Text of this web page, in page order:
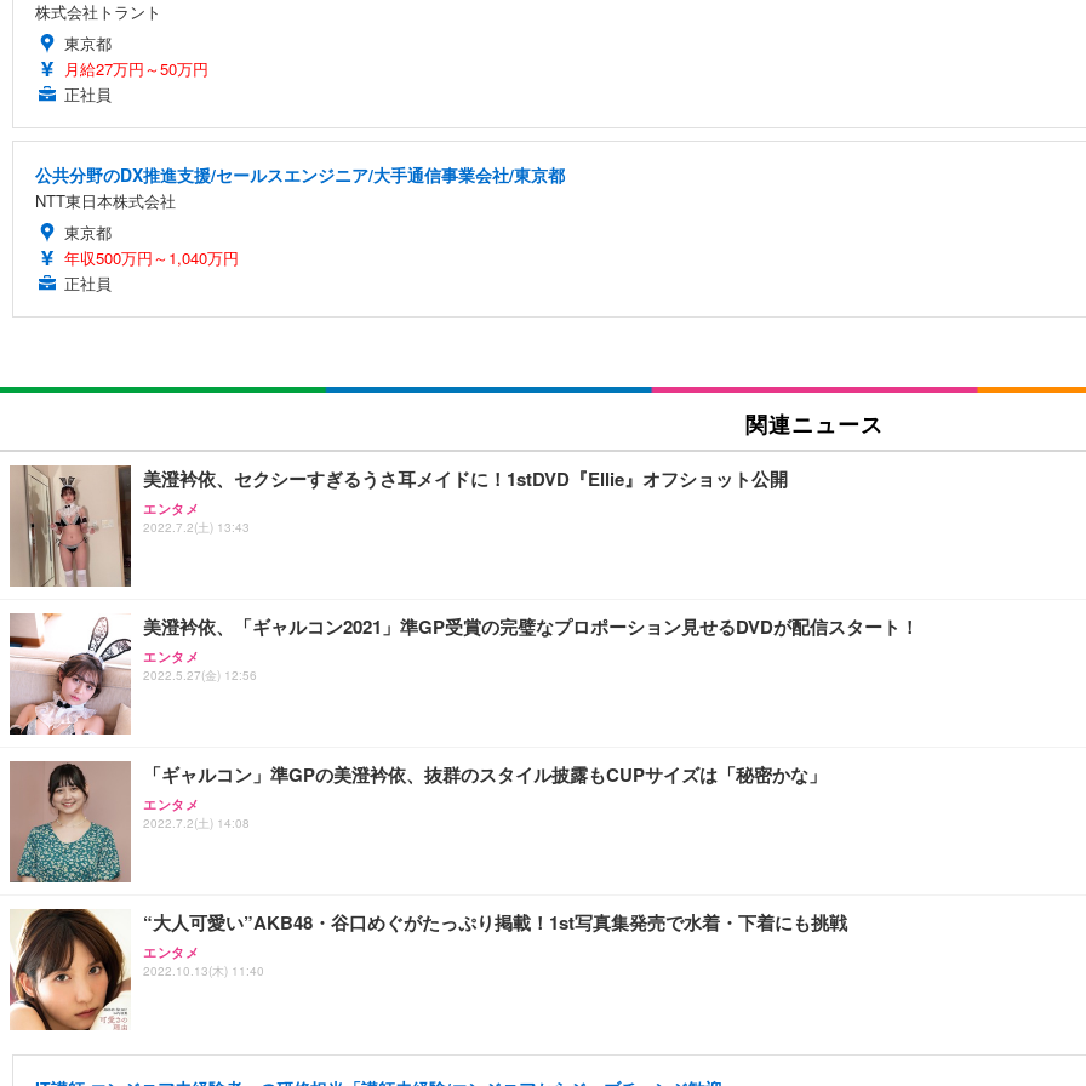
株式会社トラント
東京都
月給27万円～50万円
正社員
公共分野のDX推進支援/セールスエンジニア/大手通信事業会社/東京都
NTT東日本株式会社
東京都
年収500万円～1,040万円
正社員
関連ニュース
美澄衿依、セクシーすぎるうさ耳メイドに！1stDVD『Ellie』オフショット公開
エンタメ
2022.7.2(土) 13:43
美澄衿依、「ギャルコン2021」準GP受賞の完璧なプロポーション見せるDVDが配信スタート！
エンタメ
2022.5.27(金) 12:56
「ギャルコン」準GPの美澄衿依、抜群のスタイル披露もCUPサイズは「秘密かな」
エンタメ
2022.7.2(土) 14:08
“大人可愛い”AKB48・谷口めぐがたっぷり掲載！1st写真集発売で水着・下着にも挑戦
エンタメ
2022.10.13(木) 11:40